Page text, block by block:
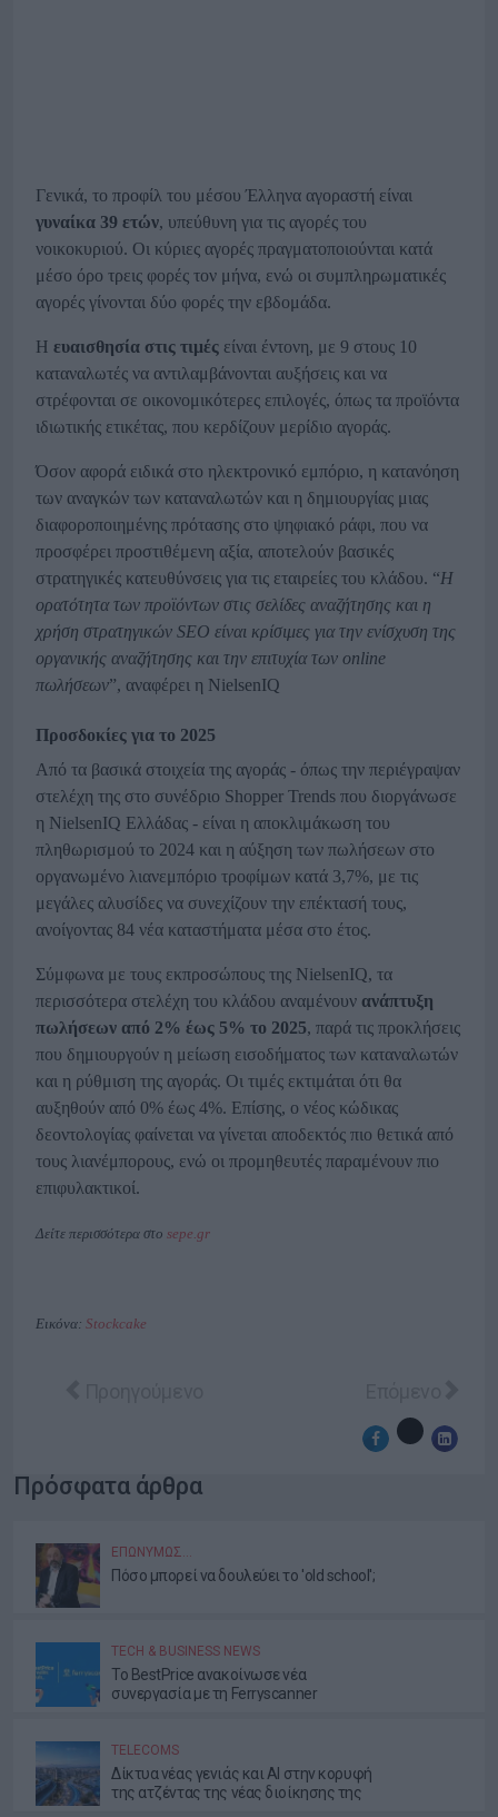
Γενικά, το προφίλ του μέσου Έλληνα αγοραστή είναι
γυναίκα 39 ετών, υπεύθυνη για τις αγορές του
νοικοκυριού. Οι κύριες αγορές πραγματοποιούνται κατά
μέσο όρο τρεις φορές τον μήνα, ενώ οι συμπληρωματικές
αγορές γίνονται δύο φορές την εβδομάδα.
Η ευαισθησία στις τιμές είναι έντονη, με 9 στους 10
καταναλωτές να αντιλαμβάνονται αυξήσεις και να
στρέφονται σε οικονομικότερες επιλογές, όπως τα προϊόντα
ιδιωτικής ετικέτας, που κερδίζουν μερίδιο αγοράς.
Όσον αφορά ειδικά στο ηλεκτρονικό εμπόριο, η κατανόηση
των αναγκών των καταναλωτών και η δημιουργίας μιας
διαφοροποιημένης πρότασης στο ψηφιακό ράφι, που να
προσφέρει προστιθέμενη αξία, αποτελούν βασικές
στρατηγικές κατευθύνσεις για τις εταιρείες του κλάδου. “Η
ορατότητα των προϊόντων στις σελίδες αναζήτησης και η
χρήση στρατηγικών SEO είναι κρίσιμες για την ενίσχυση της
οργανικής αναζήτησης και την επιτυχία των online
πωλήσεων”, αναφέρει η NielsenIQ
Προσδοκίες για το 2025
Από τα βασικά στοιχεία της αγοράς - όπως την περιέγραψαν
στελέχη της στο συνέδριο Shopper Trends που διοργάνωσε
η NielsenIQ Ελλάδας - είναι η αποκλιμάκωση του
πληθωρισμού το 2024 και η αύξηση των πωλήσεων στο
οργανωμένο λιανεμπόριο τροφίμων κατά 3,7%, με τις
μεγάλες αλυσίδες να συνεχίζουν την επέκτασή τους,
ανοίγοντας 84 νέα καταστήματα μέσα στο έτος.
Σύμφωνα με τους εκπροσώπους της NielsenIQ, τα
περισσότερα στελέχη του κλάδου αναμένουν ανάπτυξη
πωλήσεων από 2% έως 5% το 2025, παρά τις προκλήσεις
που δημιουργούν η μείωση εισοδήματος των καταναλωτών
και η ρύθμιση της αγοράς. Οι τιμές εκτιμάται ότι θα
αυξηθούν από 0% έως 4%. Επίσης, ο νέος κώδικας
δεοντολογίας φαίνεται να γίνεται αποδεκτός πιο θετικά από
τους λιανέμπορους, ενώ οι προμηθευτές παραμένουν πιο
επιφυλακτικοί.
Δείτε περισσότερα στο sepe.gr
Εικόνα: Stockcake
Πρόσφατα άρθρα
ΕΠΩΝΎΜΩΣ…
Πόσο μπορεί να δουλεύει το 'old school';
TECH & BUSINESS NEWS
Το BestPrice ανακοίνωσε νέα
συνεργασία με τη Ferryscanner
TELECOMS
Δίκτυα νέας γενιάς και AI στην κορυφή
της ατζέντας της νέας διοίκησης της